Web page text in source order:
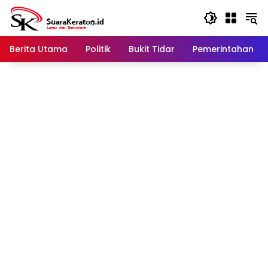
Langsung
konten
Berita Utama
Politik Bukit Tidar Pemerintahan